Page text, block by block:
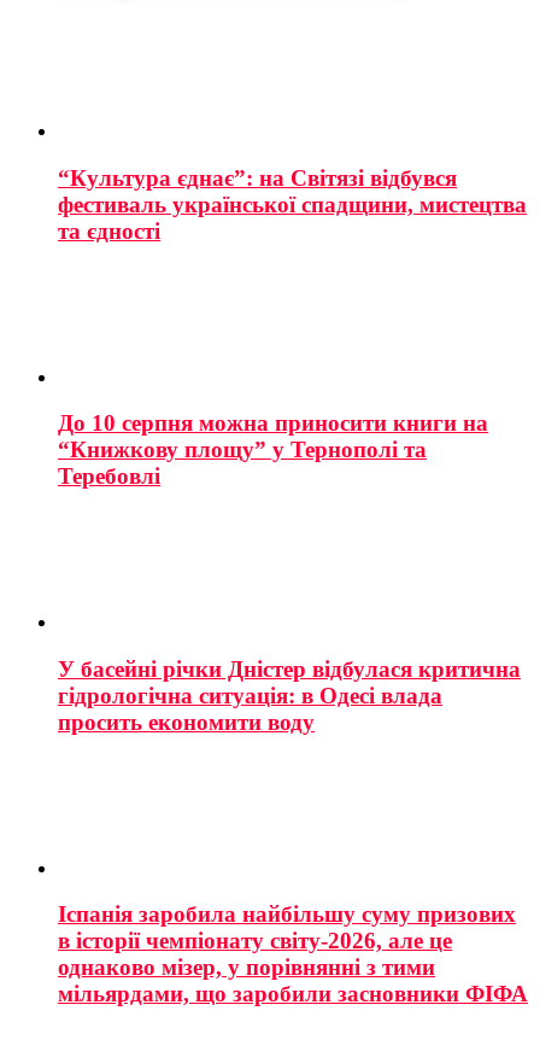
“Культура єднає”: на Світязі відбувся
фестиваль української спадщини, мистецтва
та єдності
До 10 серпня можна приносити книги на
“Книжкову площу” у Тернополі та
Теребовлі
У басейні річки Дністер відбулася критична
гідрологічна ситуація: в Одесі влада
просить економити воду
Іспанія заробила найбільшу суму призових
в історії чемпіонату світу-2026, але це
однаково мізер, у порівнянні з тими
мільярдами, що заробили засновники ФІФА